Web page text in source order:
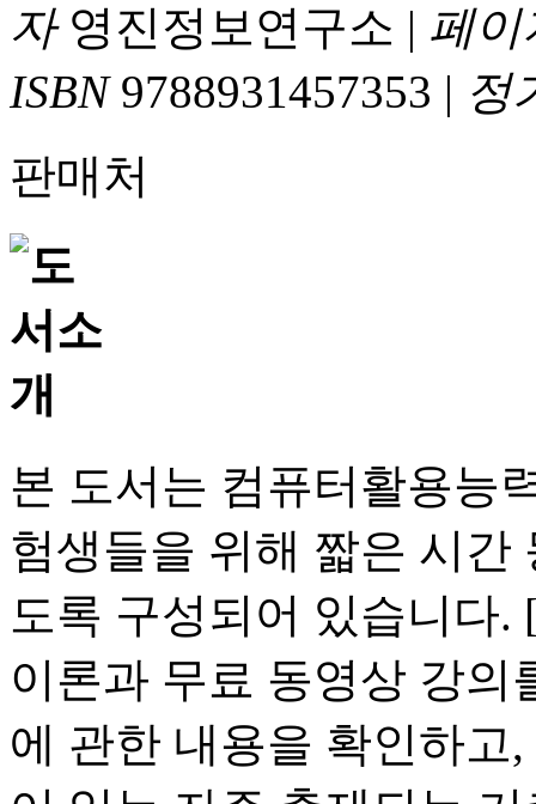
자영진정보연구소 | 페이
ISBN9788931457353 | 정
판매처
본 도서는 컴퓨터활용능
험생들을 위해 짧은 시간
도록 구성되어 있습니다
이론과 무료 동영상 강
에 관한 내용을 확인하고